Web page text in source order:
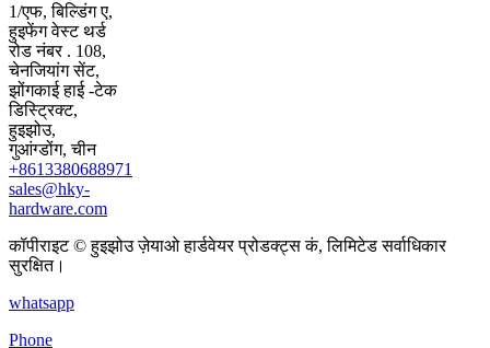
1/एफ, बिल्डिंग ए,
हुइफेंग वेस्ट थर्ड
रोड नंबर . 108,
चेनजियांग सेंट,
झोंगकाई हाई -टेक
डिस्ट्रिक्ट,
हुइझोउ,
गुआंग्डोंग, चीन
+8613380688971
sales@hky-
hardware.com
कॉपीराइट © हुइझोउ ज़ेयाओ हार्डवेयर प्रोडक्ट्स कं, लिमिटेड सर्वाधिकार
सुरक्षित।
whatsapp
Phone